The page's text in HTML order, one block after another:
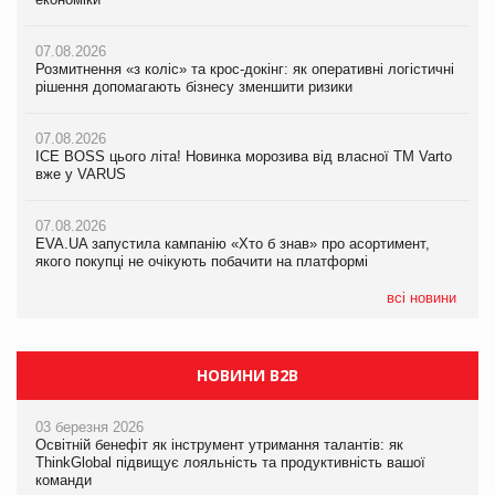
07.08.2026
Розмитнення «з коліс» та крос-докінг: як оперативні логістичні
рішення допомагають бізнесу зменшити ризики
07.08.2026
ICE BOSS цього літа! Новинка морозива від власної ТМ Varto
вже у VARUS
07.08.2026
EVA.UA запустила кампанію «Хто б знав» про асортимент,
якого покупці не очікують побачити на платформі
всі новини
07.08.2026
Розмитнення «з коліс» та крос-докінг: як оперативні логістичні
рішення допомагають бізнесу зменшити ризики
07.08.2026
ICE BOSS цього літа! Новинка морозива від власної ТМ Varto
вже у VARUS
07.08.2026
EVA.UA запустила кампанію «Хто б знав» про асортимент,
якого покупці не очікують побачити на платформі
07.08.2026
Kraft Heinz скоротила збиток у першому півріччі
Продажі Hugo Boss впали на 9%
НОВИНИ B2B
03 березня 2026
Освітній бенефіт як інструмент утримання талантів: як
ThinkGlobal підвищує лояльність та продуктивність вашої
команди